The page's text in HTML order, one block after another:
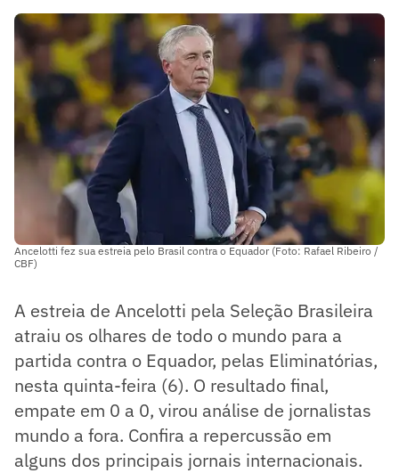
Ancelotti fez sua estreia pelo Brasil contra o Equador (Foto: Rafael Ribeiro /
CBF)
A estreia de Ancelotti pela Seleção Brasileira
atraiu os olhares de todo o mundo para a
partida contra o Equador, pelas Eliminatórias,
nesta quinta-feira (6). O resultado final,
empate em 0 a 0, virou análise de jornalistas
mundo a fora. Confira a repercussão em
alguns dos principais jornais internacionais.